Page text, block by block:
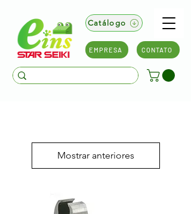
Catálogo
EMPRESA CONTATO
Mostrar anteriores